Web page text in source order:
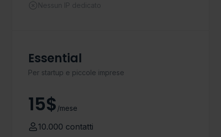
Essential
Per startup e piccole imprese
15$ /mese
10.000 contatti